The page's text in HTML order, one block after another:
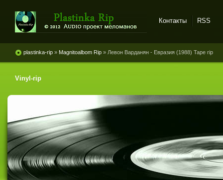
винила и магнитоальбомов
Контакты RSS
plastinka-rip » Magnitoalbom Rip » Левон Варданян - Евразия (1988) Tape rip
Vinyl-rip